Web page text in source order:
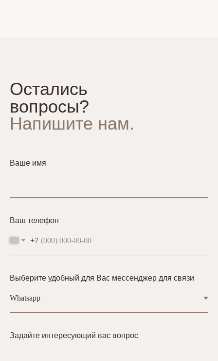
Остались
вопросы?
Напишите нам.
Ваше имя
Ваш телефон
+7
Выберите удобный для Вас мессенджер для связи
Задайте интересующий вас вопрос